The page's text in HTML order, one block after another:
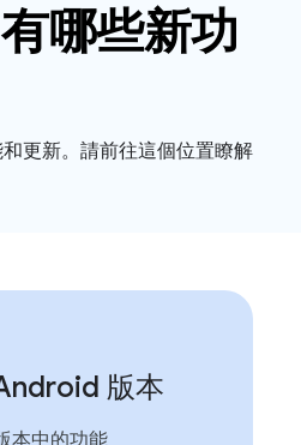
哪些新功
更新。請前往這個位置瞭解
版本
本中的功能